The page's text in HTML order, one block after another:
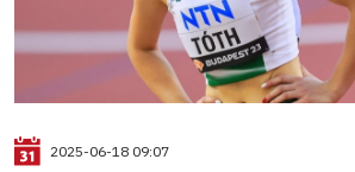
2025-06-18 09:07